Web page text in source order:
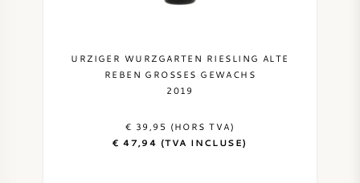
URZIGER WURZGARTEN RIESLING ALTE
REBEN GROSSES GEWACHS
2019
€ 39,95 (HORS TVA)
€ 47,94 (TVA INCLUSE)